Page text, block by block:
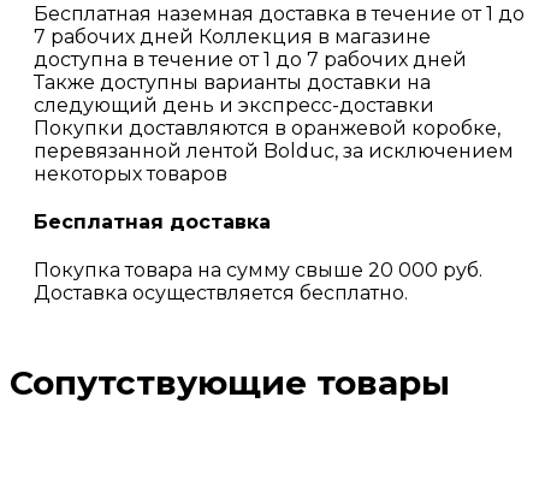
Бесплатная наземная доставка в течение от 1 до
7 рабочих дней Коллекция в магазине
доступна в течение от 1 до 7 рабочих дней
Также доступны варианты доставки на
следующий день и экспресс-доставки
Покупки доставляются в оранжевой коробке,
перевязанной лентой Bolduc, за исключением
некоторых товаров
Бесплатная доставка
Покупка товара на сумму свыше 20 000 руб.
Доставка осуществляется бесплатно.
Сопутствующие товары